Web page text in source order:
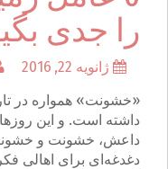
را جدی
ژانویه 22, 2016
«خشونت» همواره در
داشته ‌است. و این
داعش، خشونت و
دغدغه‌ای برای اهالی